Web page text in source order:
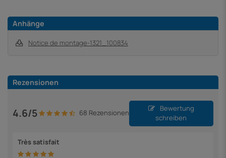
Anhänge
Notice de montage-1321_100834
Rezensionen
4.6/5 68 Rezensionen
Bewertung
schreiben
Très satisfait